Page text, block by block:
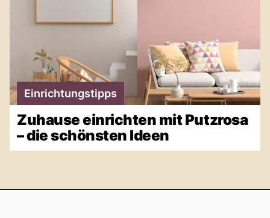
Einrichtungstipps
Zuhause einrichten mit Putzrosa
– die schönsten Ideen